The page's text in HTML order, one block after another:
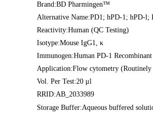
Brand:BD Pharmingen™
Alternative Name:PD1; hPD-1; hPD-l;
Reactivity:Human (QC Testing)
Isotype:Mouse IgG1, κ
Immunogen:Human PD-1
Application:Flow cytometry (Routinely
Vol. Per Test:20 μl
RRID:AB_2033989
Storage Buffer:Aqueous buffered